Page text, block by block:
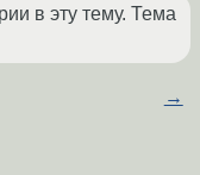
в эту тему. Тема
→